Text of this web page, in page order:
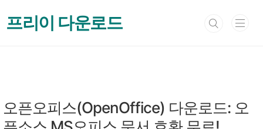
프리이 다운로드
오픈오피스(OpenOffice) 다운로드: 오